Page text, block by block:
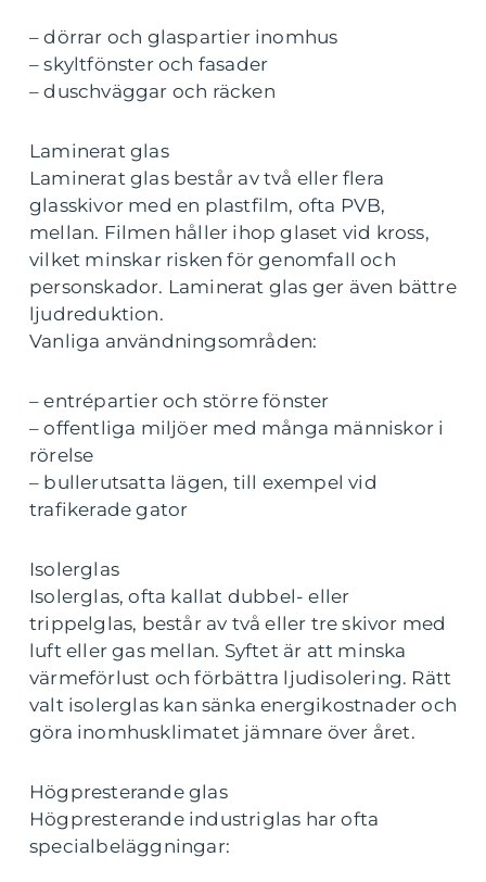
– dörrar och glaspartier inomhus
– skyltfönster och fasader
– duschväggar och räcken
Laminerat glas
Laminerat glas består av två eller flera
glasskivor med en plastfilm, ofta PVB,
mellan. Filmen håller ihop glaset vid kross,
vilket minskar risken för genomfall och
personskador. Laminerat glas ger även bättre
ljudreduktion.
Vanliga användningsområden:
– entrépartier och större fönster
– offentliga miljöer med många människor i
rörelse
– bullerutsatta lägen, till exempel vid
trafikerade gator
Isolerglas
Isolerglas, ofta kallat dubbel- eller
trippelglas, består av två eller tre skivor med
luft eller gas mellan. Syftet är att minska
värmeförlust och förbättra ljudisolering. Rätt
valt isolerglas kan sänka energikostnader och
göra inomhusklimatet jämnare över året.
Högpresterande glas
Högpresterande industriglas har ofta
specialbeläggningar: